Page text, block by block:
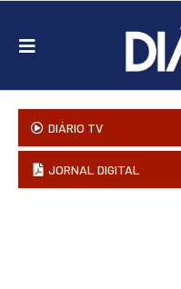
DIÁRIO TV
JORNAL DIGITAL